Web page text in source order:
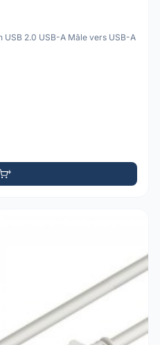
USB 2.0 USB-A Mâle vers USB-A